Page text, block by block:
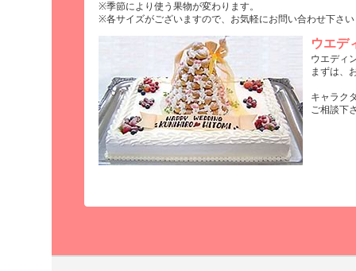
※季節により使う果物が変わります。
※各サイズがございますので、お気軽にお問い合わせ下さ
ウエデ
ウエディ
まずは、
キャラク
ご相談下